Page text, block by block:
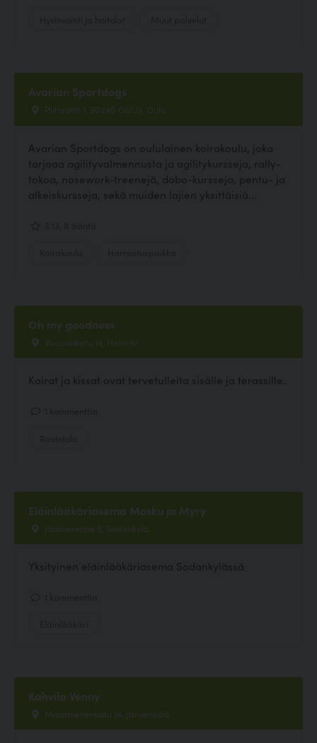
Avarian Sportdogs
Riihiraitti 1, 90240 OULU, Oulu
Avarian Sportdogs on oululainen koirakoulu, joka
tarjoaa agilityvalmennusta ja agilitykursseja, rally-
tokoa, nosework-treenejä, dobo-kursseja, pentu- ja
alkeiskursseja, sekä muiden lajien yksittäisiä...
Oh my goodness
Vaasankatu 14, Helsinki
Koirat ja kissat ovat tervetulleita sisälle ja terassille.
Eläinlääkäriasema Mosku ja Myry
Jäämerentie 6, Sodankylä
Yksityinen eläinlääkäriasema Sodankylässä
Kahvila Venny
Maamiehenkatu 14, Järvenpää